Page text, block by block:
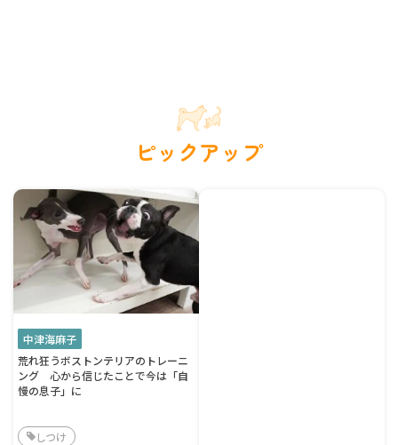
ピックアップ
中津海麻子
荒れ狂うボストンテリアのトレーニ
ング 心から信じたことで今は「自
慢の息子」に
しつけ